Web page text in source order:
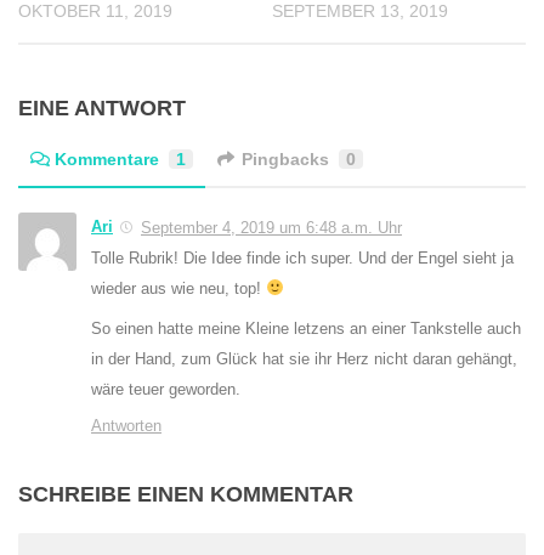
OKTOBER 11, 2019 SEPTEMBER 13, 2019
EINE ANTWORT
Kommentare 1 Pingbacks 0
Ari
September 4, 2019 um 6:48 a.m. Uhr
Tolle Rubrik! Die Idee finde ich super. Und der Engel sieht ja
wieder aus wie neu, top!
So einen hatte meine Kleine letzens an einer Tankstelle auch
in der Hand, zum Glück hat sie ihr Herz nicht daran gehängt,
wäre teuer geworden.
Antworten
SCHREIBE EINEN KOMMENTAR